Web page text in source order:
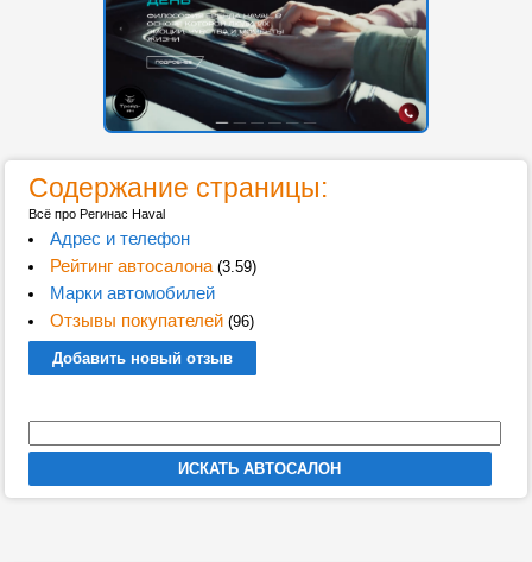
Содержание страницы:
Всё про Регинас Haval
Адрес и телефон
Рейтинг автосалона(3.59)
Марки автомобилей
Отзывы покупателей(96)
Добавить новый отзыв